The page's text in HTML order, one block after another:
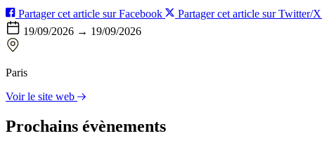
Partager cet article sur Facebook
Partager cet article sur Twitter/X
19/09/2026 → 19/09/2026
Paris
Voir le site web
Prochains évènements